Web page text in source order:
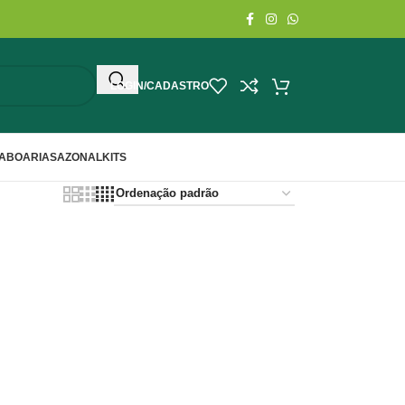
LOGIN/CADASTRO
SAZONALKITS